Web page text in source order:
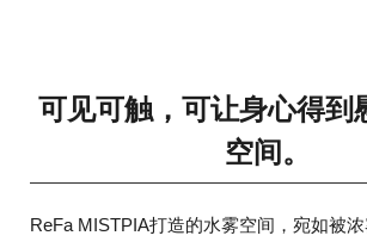
可见可触，可让身心得到
空间。
ReFa MISTPIA打造的水雾空间，宛如被